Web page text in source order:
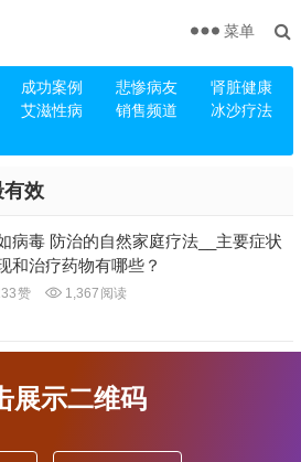
成功案例 悲惨病友
肾脏健康
艾滋性病 销售频道
冰沙疗法
菜单
效
病毒 防治的自然家庭疗法__主要症状
和治疗药物有哪些？
赞 1,367 阅读
展示二维码